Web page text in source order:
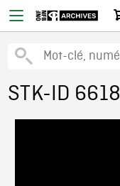
STK-ID 6618